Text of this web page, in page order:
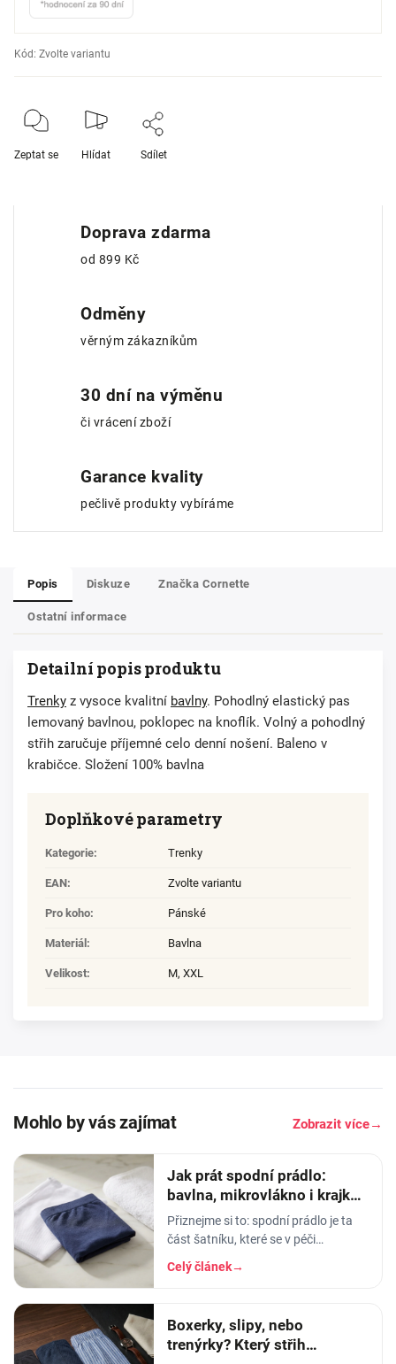
Kód: Zvolte variantu
Zeptat se Hlídat Sdílet
Doprava zdarma
od 899 Kč
Odměny
věrným zákazníkům
30 dní na výměnu
či vrácení zboží
Garance kvality
pečlivě produkty vybíráme
Popis Diskuze Značka Cornette
Ostatní informace
Detailní popis produktu
Trenky z vysoce kvalitní bavlny. Pohodlný elastický pas
lemovaný bavlnou, poklopec na knoflík. Volný a pohodlný
střih zaručuje příjemné celo denní nošení. Baleno v
krabičce. Složení 100% bavlna
Doplňkové parametry
Kategorie: Trenky
EAN: Zvolte variantu
Pro koho: Pánské
Materiál : Bavlna
Velikost: M, XXL
Mohlo by vás zajímat Zobrazit více→
Jak prát spodní prádlo:
bavlna, mikrovlákno i krajka,
aby vydrželo
Přiznejme si to: spodní prádlo je ta
část šatníku, které se v péči
věnujeme nejmíň. Hodíme ho do
pračky se vším ostatním, dáme
Celý článek→
Boxerky, slipy, nebo
trenýrky? Který střih